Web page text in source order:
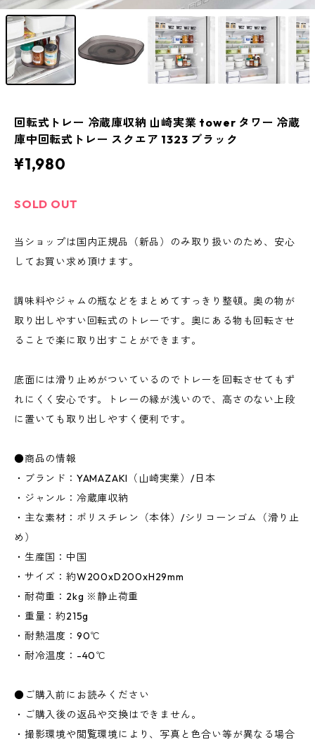
回転式トレー 冷蔵庫収納 山崎実業 tower タワー 冷蔵
庫中回転式トレー スクエア 1323 ブラック
¥1,980
SOLD OUT
当ショップは国内正規品（新品）のみ取り扱いのため、安心
してお買い求め頂けます。
調味料やジャムの瓶などをまとめてすっきり整頓。奥の物が
取り出しやすい回転式のトレーです。奥にある物も回転させ
ることで楽に取り出すことができます。
底面には滑り止めがついているのでトレーを回転させてもず
れにくく安心です。トレーの縁が浅いので、高さのない上段
に置いても取り出しやすく便利です。
●商品の情報
・ブランド：YAMAZAKI（山崎実業）/日本
・ジャンル：冷蔵庫収納
・主な素材：ポリスチレン（本体）/シリコーンゴム（滑り止
め）
・生産国：中国
・サイズ：約W200xD200xH29mm
・耐荷重：2kg ※静止荷重
・重量：約215g
・耐熱温度：90℃
・耐冷温度：-40℃
●ご購入前にお読みください
・ご購入後の返品や交換はできません。
・撮影環境や閲覧環境により、写真と色合い等が異なる場合